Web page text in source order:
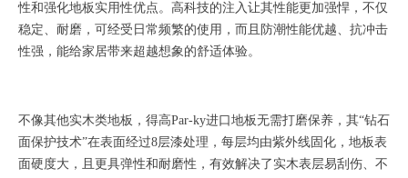
性和强化地板实用性优点。高科技的注入让其性能更加强悍，不仅
稳定、耐磨，可经受日常频繁的使用，而且防潮性能优越、抗冲击
性强，能给家居带来超越想象的舒适体验。
不像其他实木类地板，得高Par-ky进口地板无需打磨保养，其“钻石
面保护技术”在表面经过8层漆处理，每层均由紫外线固化，地板表
面硬度大，且更具弹性和耐磨性，有效解决了实木表层易刮伤、不